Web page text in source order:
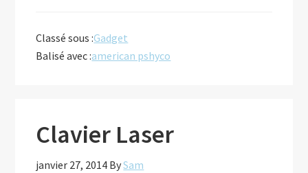
de
Classé sous :Gadget
Balisé avec :american pshyco
Clavier Laser
janvier 27, 2014 BySam